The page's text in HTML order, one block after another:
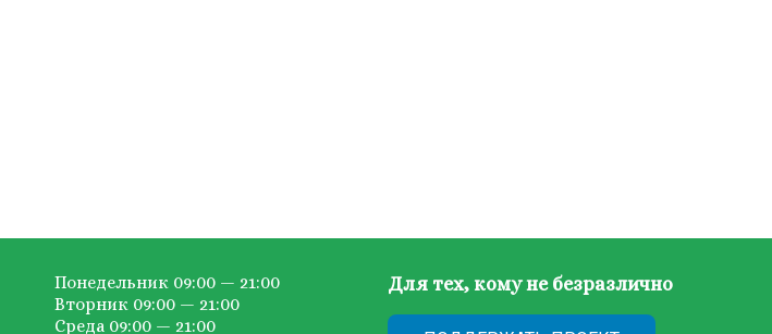
Понедельник 09:00 — 21:00
Вторник 09:00 — 21:00
Среда 09:00 — 21:00
Для тех, кому не безразлично